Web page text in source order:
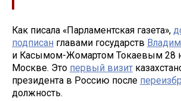
Как писала «Парламентская газета»,
подписан главами государств
и Касымом-Жомартом Токаевым 28
Москве. Это первый визит
президента в Россию после
должность.